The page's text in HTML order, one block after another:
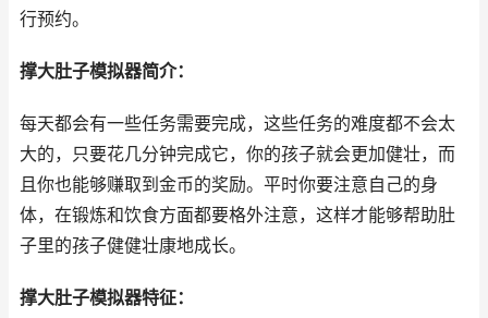
行预约。
撑大肚子模拟器简介：
每天都会有一些任务需要完成，这些任务的难度都不会太
大的，只要花几分钟完成它，你的孩子就会更加健壮，而
且你也能够赚取到金币的奖励。平时你要注意自己的身
体，在锻炼和饮食方面都要格外注意，这样才能够帮助肚
子里的孩子健健壮康地成长。
撑大肚子模拟器特征：